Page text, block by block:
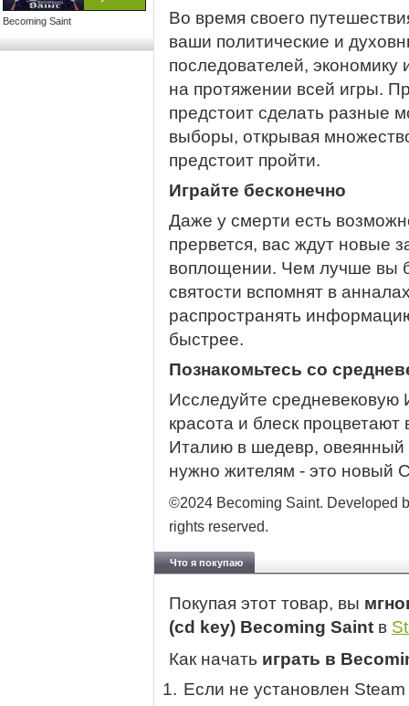
Becoming Saint
Во время своего
ваши политические и
последователей,
на протяжении всей игры.
предстоит сделать разные
выборы, открывая
предстоит пройти.
Играйте бесконечно
Даже у смерти есть
прервется, вас ждут новые
воплощении. Чем лучше вы
святости вспомнят в
распространять
быстрее.
Познакомьтесь со
Исследуйте
красота и блеск
Италию в шедевр, овеянный
нужно жителям - это новый
©2024 Becoming Saint. Developed
rights reserved.
Что я покупаю
Покупая этот товар, вы
(cd key) Becoming Saint в
Как начать играть в
Если не установлен